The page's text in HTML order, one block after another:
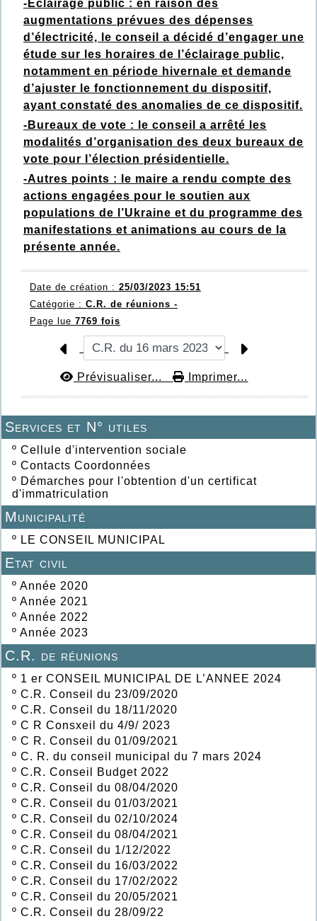
Services et N° utiles
º Cellule d'intervention sociale
º Contacts Coordonnées
º Démarches pour l'obtention d'un certificat
d'immatriculation
Municipalité
º LE CONSEIL MUNICIPAL
Etat civil
º Année 2020
º Année 2021
º Année 2022
º Année 2023
C.R. de réunions
º 1 er CONSEIL MUNICIPAL DE L’ANNEE 2024
º C.R. Conseil du 23/09/2020
º C.R. Conseil du 18/11/2020
º C R Consxeil du 4/9/ 2023
º C R. Conseil du 01/09/2021
º C. R. du conseil municipal du 7 mars 2024
º C.R. Conseil Budget 2022
º C.R. Conseil du 08/04/2020
º C.R. Conseil du 01/03/2021
º C.R. Conseil du 02/10/2024
º C.R. Conseil du 08/04/2021
º C.R. Conseil du 1/12/2022
º C.R. Conseil du 16/03/2022
º C.R. Conseil du 17/02/2022
º C.R. Conseil du 20/05/2021
º C.R. Conseil du 28/09/22
-Eclairage public : en raison des
augmentations prévues des dépenses
d’électricité, le conseil a décidé d’engager une
étude sur les horaires de l’éclairage public,
notamment en période hivernale et demande
d’ajuster le fonctionnement du dispositif,
ayant constaté des anomalies de ce dispositif.
-Bureaux de vote : le conseil a arrêté les
modalités d’organisation des deux bureaux de
vote pour l’élection présidentielle.
-Autres points : le maire a rendu compte des
actions engagées pour le soutien aux
populations de l’Ukraine et du programme des
manifestations et animations au cours de la
présente année.
Date de création : 25/03/2023 15:51
Catégorie : C.R. de réunions -
Page lue 7769 fois
Prévisualiser... Imprimer...